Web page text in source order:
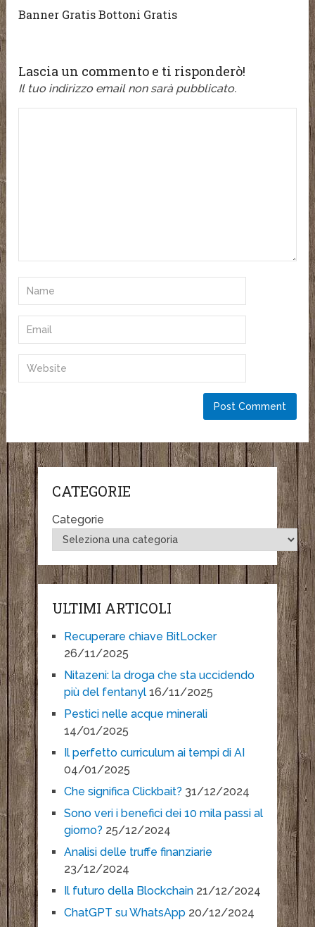
Banner Gratis Bottoni Gratis
Lascia un commento e ti risponderò!
Il tuo indirizzo email non sarà pubblicato.
CATEGORIE
Categorie
ULTIMI ARTICOLI
Recuperare chiave BitLocker
26/11/2025
Nitazeni: la droga che sta uccidendo
più del fentanyl 16/11/2025
Pestici nelle acque minerali
14/01/2025
Il perfetto curriculum ai tempi di AI
04/01/2025
Che significa Clickbait? 31/12/2024
Sono veri i benefici dei 10 mila passi al
giorno? 25/12/2024
Analisi delle truffe finanziarie
23/12/2024
Il futuro della Blockchain 21/12/2024
ChatGPT su WhatsApp 20/12/2024